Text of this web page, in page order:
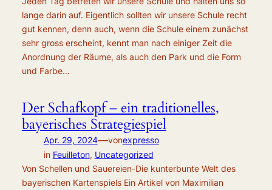
lange darin auf. Eigentlich sollten wir unsere Schule recht
gut kennen, denn auch, wenn die Schule einem zunächst
sehr gross erscheint, kennt man nach einiger Zeit die
Anordnung der Räume, als auch den Park und die Form
und Farbe…
Der Schafkopf – ein traditionelles,
bayerisches Strategiespiel
Apr. 29, 2024—vonexpresso
in Feuilleton, Uncategorized
Von Schellen und Sauereien-Die kunterbunte Welt des
bayerischen Kartenspiels Ein Artikel von Maximilian